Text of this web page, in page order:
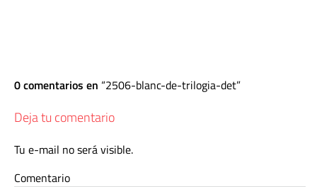
0 comentarios en 2506-blanc-de-trilogia-det
Deja tu comentario
Tu e-mail no será visible.
Comentario